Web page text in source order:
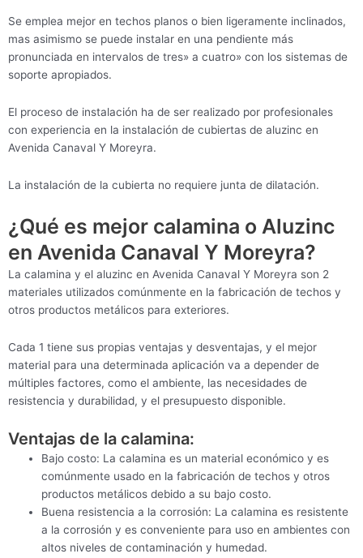
Se emplea mejor en techos planos o bien ligeramente inclinados,
mas asimismo se puede instalar en una pendiente más
pronunciada en intervalos de tres» a cuatro» con los sistemas de
soporte apropiados.
El proceso de instalación ha de ser realizado por profesionales
con experiencia en la instalación de cubiertas de aluzinc en
Avenida Canaval Y Moreyra.
La instalación de la cubierta no requiere junta de dilatación.
¿Qué es mejor calamina o Aluzinc
en Avenida Canaval Y Moreyra?
La calamina y el aluzinc en Avenida Canaval Y Moreyra son 2
materiales utilizados comúnmente en la fabricación de techos y
otros productos metálicos para exteriores.
Cada 1 tiene sus propias ventajas y desventajas, y el mejor
material para una determinada aplicación va a depender de
múltiples factores, como el ambiente, las necesidades de
resistencia y durabilidad, y el presupuesto disponible.
Ventajas de la calamina:
Bajo costo: La calamina es un material económico y es
comúnmente usado en la fabricación de techos y otros
productos metálicos debido a su bajo costo.
Buena resistencia a la corrosión: La calamina es resistente
a la corrosión y es conveniente para uso en ambientes con
altos niveles de contaminación y humedad.